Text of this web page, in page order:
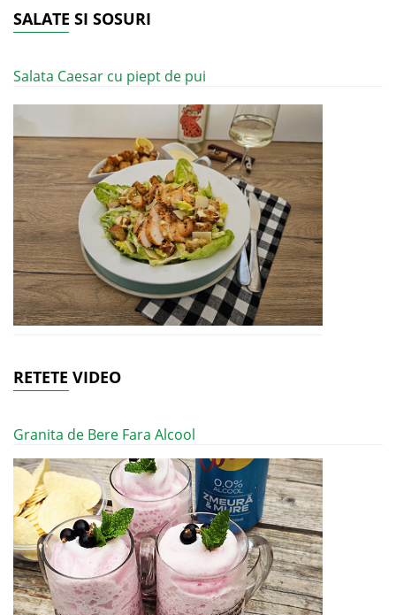
SALATE SI SOSURI
Salata Caesar cu piept de pui
RETETE VIDEO
Granita de Bere Fara Alcool